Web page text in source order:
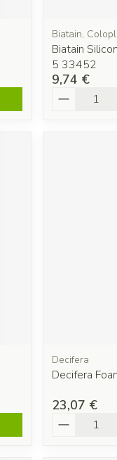
Biatain,
Biatain
5 33452
9,74 €
Quantité
Decifera
Decifera
23,07 €
Quantité